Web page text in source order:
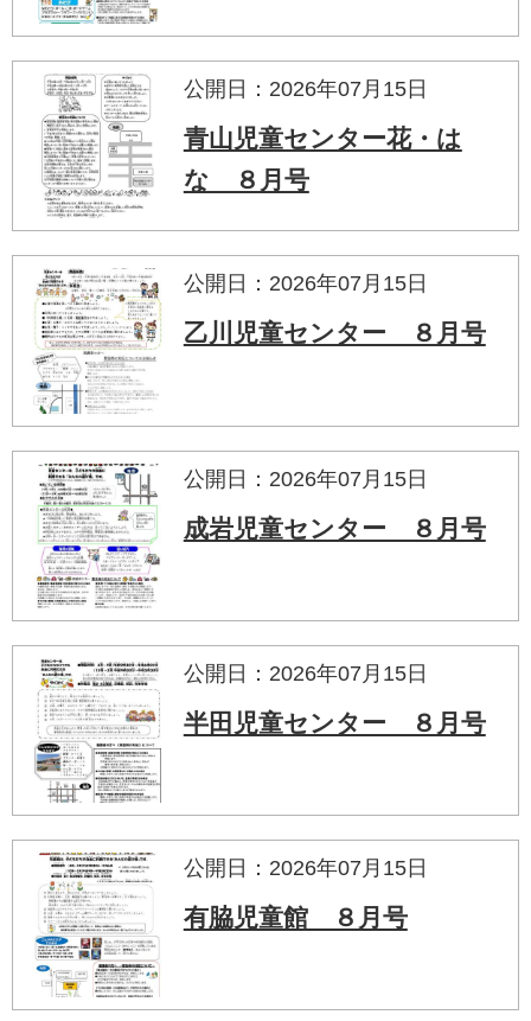
公開日：2026年07月15日
青山児童センター花・は
な ８月号
公開日：2026年07月15日
乙川児童センター ８月号
公開日：2026年07月15日
成岩児童センター ８月号
公開日：2026年07月15日
半田児童センター ８月号
公開日：2026年07月15日
有脇児童館 ８月号